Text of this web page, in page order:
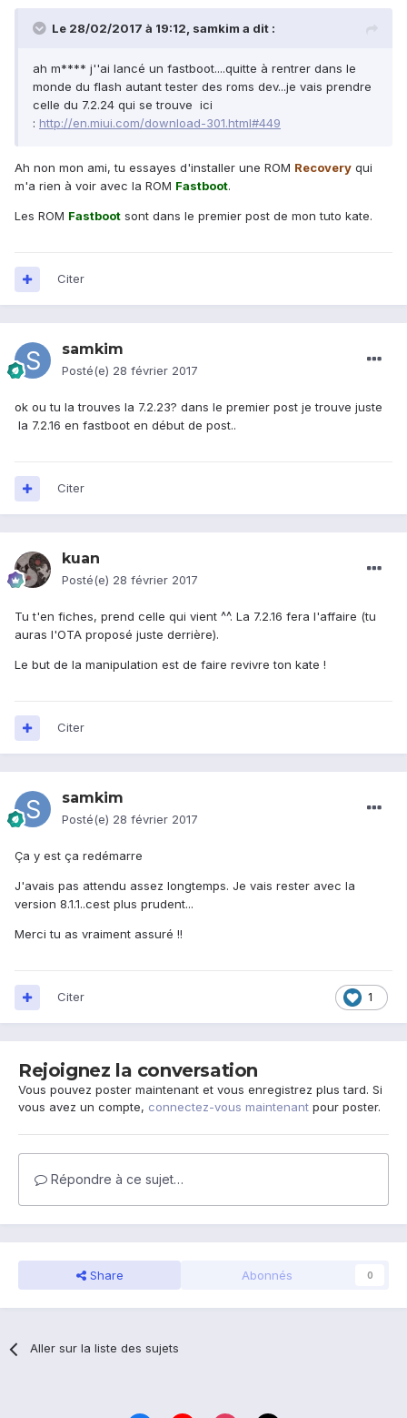
Le 28/02/2017 à 19:12, samkim a dit :
ah m**** j''ai lancé un fastboot....quitte à rentrer dans le
monde du flash autant tester des roms dev...je vais prendre
celle du 7.2.24 qui se trouve ici
: http://en.miui.com/download-301.html#449
Ah non mon ami, tu essayes d'installer une ROM Recovery qui
m'a rien à voir avec la ROM Fastboot.
Les ROM Fastboot sont dans le premier post de mon tuto kate.
Citer
samkim
Posté(e) 28 février 2017
ok ou tu la trouves la 7.2.23? dans le premier post je trouve juste
la 7.2.16 en fastboot en début de post..
Citer
kuan
Posté(e) 28 février 2017
Tu t'en fiches, prend celle qui vient ^^. La 7.2.16 fera l'affaire (tu
auras l'OTA proposé juste derrière).
Le but de la manipulation est de faire revivre ton kate !
Citer
samkim
Posté(e) 28 février 2017
Ça y est ça redémarre
J'avais pas attendu assez longtemps. Je vais rester avec la
version 8.1.1..cest plus prudent...
Merci tu as vraiment assuré !!
1
Citer
Rejoignez la conversation
Vous pouvez poster maintenant et vous enregistrez plus tard. Si
vous avez un compte, connectez-vous maintenant pour poster.
Répondre à ce sujet…
Share Abonnés 0
Aller sur la liste des sujets